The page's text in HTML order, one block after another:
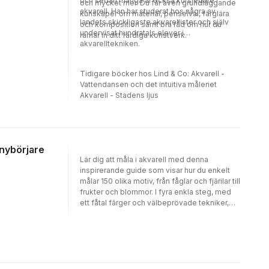
och mycket mer. Du får även grundläggande
kunskaper om material, penselval, färglära
och komposition samt bra råd om hur du
ramar in ditt färdiga konstverk.
akvarell. Han har studerat hos några av
landets skickligaste akvarellister och själv
undervisat hundratals elever i
akvarelltekniken.
Tidigare böcker hos Lind & Co: Akvarell -
Vattendansen och det intuitiva måleriet
Akvarell - Stadens ljus
Lär dig att måla i akvarell med denna
inspirerande guide som visar hur du enkelt
målar 150 olika motiv, från fåglar och fjärilar till
frukter och blommor. I fyra enkla steg, med
ett fåtal färger och välbeprövade tekniker,